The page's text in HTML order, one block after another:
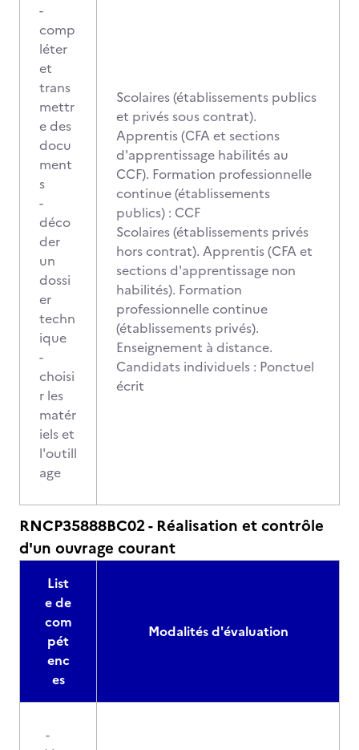
-
comp
léter
et
trans
mettr
e des
docu
ment
s
-
déco
der
un
dossi
er
techn
ique
-
choisi
r les
matér
iels et
l'outill
age
Scolaires (établissements publics
et privés sous contrat).
Apprentis (CFA et sections
d'apprentissage habilités au
CCF). Formation professionnelle
continue (établissements
publics) : CCF
Scolaires (établissements privés
hors contrat). Apprentis (CFA et
sections d'apprentissage non
habilités). Formation
professionnelle continue
(établissements privés).
Enseignement à distance.
Candidats individuels : Ponctuel
écrit
RNCP35888BC02 - Réalisation et contrôle
d'un ouvrage courant
List
e de
com
pét
enc
es
Modalités d'évaluation
-